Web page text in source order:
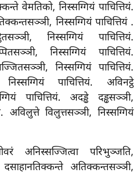
वेमतिको, निस्सग्गियं पाचित्तियं.
निस्सग्गियं पाचित्तियं .
निस्सग्गियं पाचित्तियं.
निस्सग्गियं पाचित्तियं.
निस्सग्गियं पाचित्तियं.
पाचित्तियं. अविनट्ठे
पाचित्तियं. अदड्ढे दड्ढसञ्ञी,
अविलुत्ते विलुत्तसञ्ञी, निस्सग्गियं
अनिस्सज्जित्वा परिभुञ्जति,
अतिक्कन्तसञ्ञी,